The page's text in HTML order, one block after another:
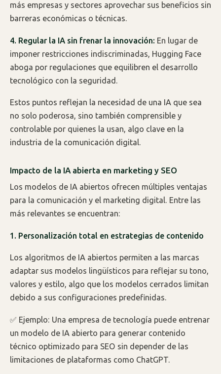
más empresas y sectores aprovechar sus beneficios sin
barreras económicas o técnicas.
4. Regular la IA sin frenar la innovación: En lugar de
imponer restricciones indiscriminadas, Hugging Face
aboga por regulaciones que equilibren el desarrollo
tecnológico con la seguridad.
Estos puntos reflejan la necesidad de una IA que sea
no solo poderosa, sino también comprensible y
controlable por quienes la usan, algo clave en la
industria de la comunicación digital.
Impacto de la IA abierta en marketing y SEO
Los modelos de IA abiertos ofrecen múltiples ventajas
para la comunicación y el marketing digital. Entre las
más relevantes se encuentran:
1. Personalización total en estrategias de contenido
Los algoritmos de IA abiertos permiten a las marcas
adaptar sus modelos lingüísticos para reflejar su tono,
valores y estilo, algo que los modelos cerrados limitan
debido a sus configuraciones predefinidas.
✅ Ejemplo: Una empresa de tecnología puede entrenar
un modelo de IA abierto para generar contenido
técnico optimizado para SEO sin depender de las
limitaciones de plataformas como ChatGPT.